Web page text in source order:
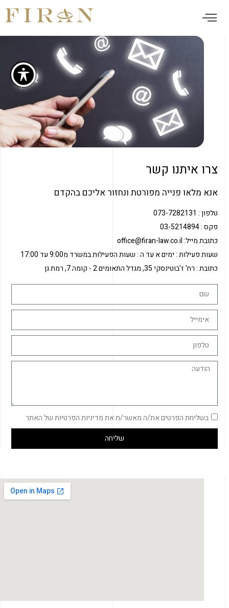
צרו איתנו קשר
אנא מלאו פנייה מפורטת ונחזור אליכם בהקדם
טלפון : 073-7282131
פקס : 03-5214894
כתובת מייל: office@firan-law.co.il
שעות פעילות : ימים א עד ה : שעות הפעילות במשרד מ9:00 עד 17:00
כתובת : רח' ז'בוטינסקי 35, מגדל התאומים 2 - קומה 7, רמת גן
בשליחת הפרטים את/ה מאשר/ת את מדיניות הפרטיות של האתר
שליחה